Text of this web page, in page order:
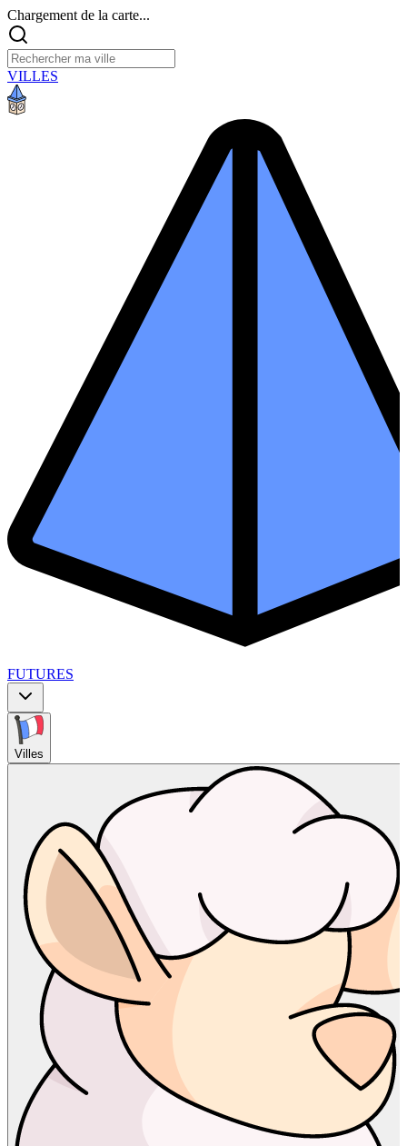
Chargement de la carte...
VILLES
FUTURES
Villes